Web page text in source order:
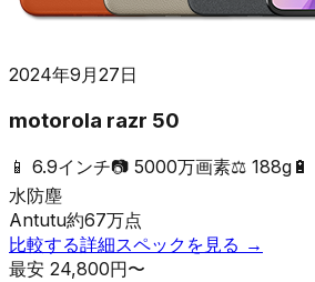
2024年9月27日
motorola razr 50
📱 6.9インチ📷 5000万画素⚖️ 188g 🔋
水防塵
Antutu約67万点
比較する詳細スペックを見る →
最安 24,800円〜